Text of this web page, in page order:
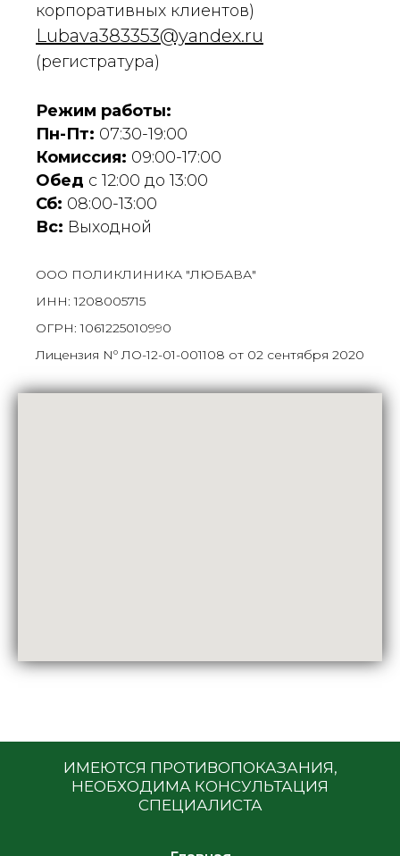
корпоративных клиентов)
Lubava383353@yandex.ru
(регистратура)
Режим работы:
Пн-Пт: 07:30-19:00
Комиссия: 09:00-17:00
Обед с 12:00 до 13:00
Сб: 08:00-13:00
Вс: Выходной
ООО ПОЛИКЛИНИКА "ЛЮБАВА"
ИНН: 1208005715
ОГРН: 1061225010990
Лицензия Nº ЛО-12-01-001108 от 02 сентября 2020
ИМЕЮТСЯ ПРОТИВОПОКАЗАНИЯ,
НЕОБХОДИМА КОНСУЛЬТАЦИЯ
СПЕЦИАЛИСТА